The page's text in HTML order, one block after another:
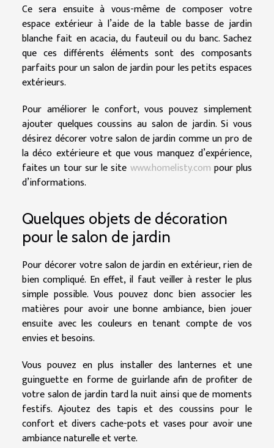
Ce sera ensuite à vous-même de composer votre
espace extérieur à l’aide de la table basse de jardin
blanche fait en acacia, du fauteuil ou du banc. Sachez
que ces différents éléments sont des composants
parfaits pour un salon de jardin pour les petits espaces
extérieurs.
Pour améliorer le confort, vous pouvez simplement
ajouter quelques coussins au salon de jardin. Si vous
désirez décorer votre salon de jardin comme un pro de
la déco extérieure et que vous manquez d’expérience,
faites un tour sur le site www.homelisty.com pour plus
d’informations.
Quelques objets de décoration
pour le salon de jardin
Pour décorer votre salon de jardin en extérieur, rien de
bien compliqué. En effet, il faut veiller à rester le plus
simple possible. Vous pouvez donc bien associer les
matières pour avoir une bonne ambiance, bien jouer
ensuite avec les couleurs en tenant compte de vos
envies et besoins.
Vous pouvez en plus installer des lanternes et une
guinguette en forme de guirlande afin de profiter de
votre salon de jardin tard la nuit ainsi que de moments
festifs. Ajoutez des tapis et des coussins pour le
confort et divers cache-pots et vases pour avoir une
ambiance naturelle et verte.